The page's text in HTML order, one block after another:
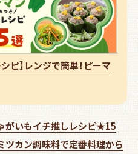
ピ】レンジで簡単！ピーマ
がいもイチ推しレシピ★15
ツカン調味料で定番料理から